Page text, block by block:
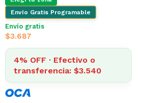
Envío gratis desde $2.500
$1.292
4% OFF · Efectivo o
transferencia: $1.241
10 de$129